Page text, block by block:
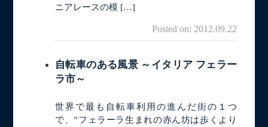
ニアレースの模 […]
Posted on: 2012.09.22
自転車のある風景 ～イタリア フェラー
ラ市～
世界で最も自転車利用の進んだ街の１つ
で、”フェラーラ生まれの赤ん坊は歩くより